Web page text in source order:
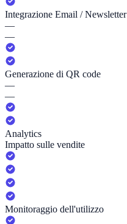
Integrazione Email / Newsletter
—
—
Generazione di QR code
—
—
Analytics
Impatto sulle vendite
Monitoraggio dell'utilizzo